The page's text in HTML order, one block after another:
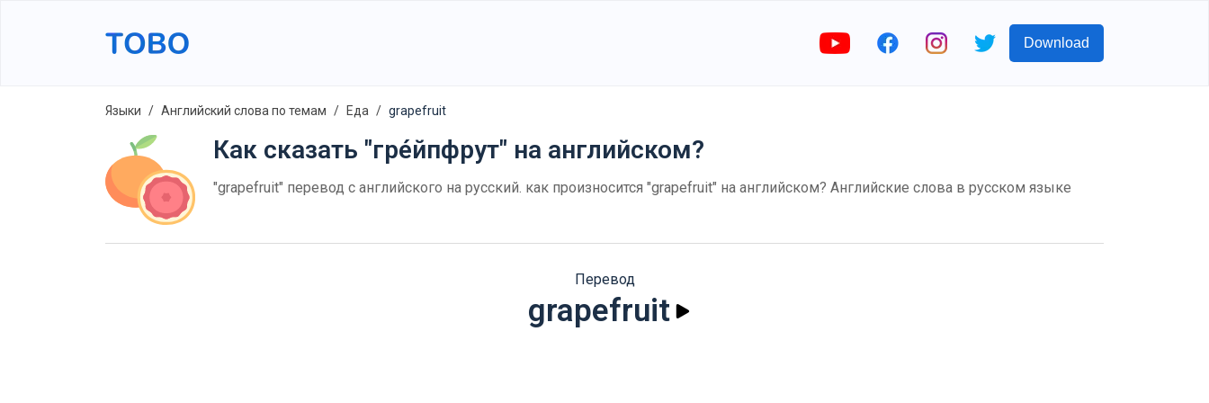
Download
Языки Английский слова по темам Еда grapefruit
Как сказать "гре́йпфрут" на английском?
"grapefruit" перевод с английского на русский. как произносится "grapefruit" на английском? Английские слова в русском языке
Перевод
grapefruit